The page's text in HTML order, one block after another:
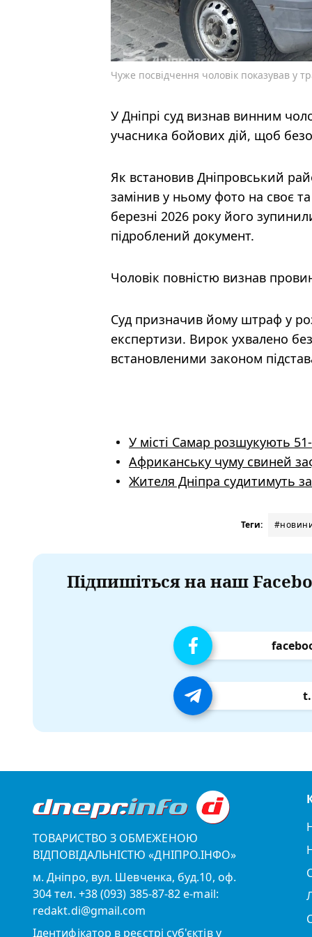
Чуже посвідчення чоловік показував у
У Дніпрі суд визнав винним
учасника бойових дій, щоб
Як встановив Дніпровський
замінив у ньому фото на своє
березні 2026 року його
підроблений документ.
Чоловік повністю визнав
Суд призначив йому штраф у
експертизи. Вирок ухвалено
встановленими законом
У місті Самар розшукують
Африканську чуму свиней
Жителя Дніпра судитимуть
Теги:
Підпишіться на наш
ТОВАРИСТВО З ОБМЕЖЕНОЮ
ВІДПОВІДАЛЬНІСТЮ «ДНІПРО.ІНФО»
м. Дніпро, вул. Шевченка, буд.10, оф.
304 тел. +38 (093) 385-87-82 e-mail:
redakt.di@gmail.com
Ідентифікатор в реєстрі суб'єктів у